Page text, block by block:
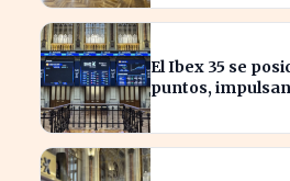
El Ibex 35 se
puntos,